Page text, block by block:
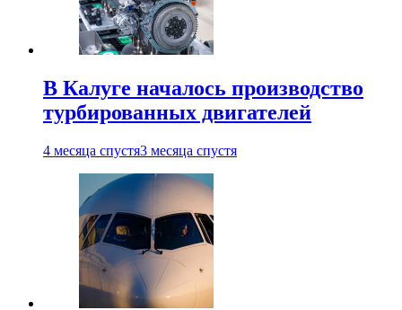
В Калуге началось производство
турбированных двигателей
4 месяца спустя3 месяца спустя